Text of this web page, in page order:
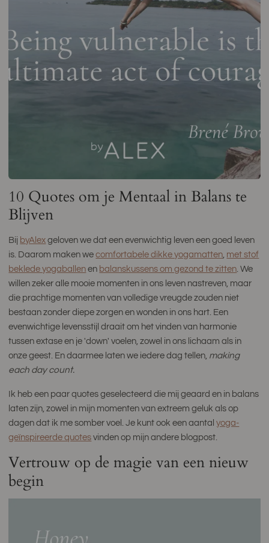
10 Quotes om je Mentaal in Balans te
Blijven
Bij byAlexgeloven we dat een evenwichtig leven een goed leven
is. Daarom maken wecomfortabele dikke yogamatten, met stof
beklede yogaballenen balanskussens om gezond te zitten. We
willen zeker alle mooie momenten in ons leven nastreven, maar
die prachtige momenten van volledige vreugde zouden niet
bestaan ​​zonder diepe zorgen en wonden in ons hart. Een
evenwichtige levensstijl draait om het vinden van harmonie
tussen extase en je 'down' voelen, zowel in ons lichaam als in
onze geest. En daarmee laten we iedere dag tellen, making
each day count.
Ik heb een paar quotes geselecteerd die mij geaard en in balans
laten zijn, zowel in mijn momenten van extreem geluk als op
dagen dat ik me somber voel. Je kunt ook een aantalyoga-
geïnspireerde quotesvinden op mijn andere blogpost.
Vertrouw op de magie van een nieuw
begin